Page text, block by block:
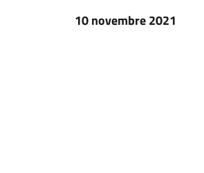
10 novembre 2021